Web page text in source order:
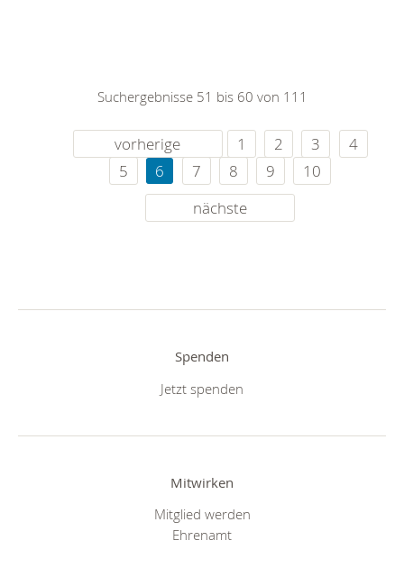
Suchergebnisse 51 bis 60 von 111
vorherige 1 2 3
4
5
6 7 8 9
10
nächste
Spenden
Jetzt spenden
Mitwirken
Mitglied werden
Ehrenamt